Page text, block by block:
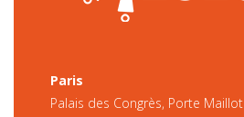
Paris
Palais des Congrès, Porte Maillot